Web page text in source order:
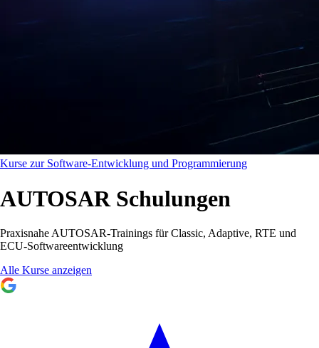
Kurse zur Software-Entwicklung und Programmierung
AUTOSAR Schulungen
Praxisnahe AUTOSAR-Trainings für Classic, Adaptive, RTE und
ECU-Softwareentwicklung
Alle Kurse anzeigen